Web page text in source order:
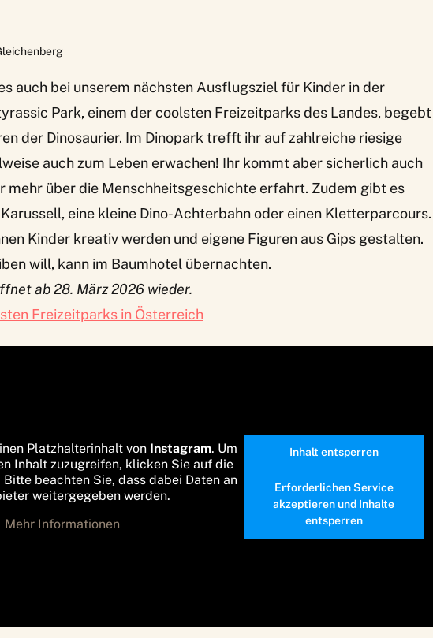
auch bei unserem nächsten Ausflugsziel für Kinder in der
Park, einem der coolsten Freizeitparks des Landes, begebt
der Dinosaurier. Im Dinopark trefft ihr auf zahlreiche riesige
auch zum Leben erwachen! Ihr kommt aber sicherlich auch
mehr über die Menschheitsgeschichte erfahrt. Zudem gibt es
eine kleine Dino-Achterbahn oder einen Kletterparcours.
Kinder kreativ werden und eigene Figuren aus Gips gestalten.
will, kann im Baumhotel übernachten.
ab 28. März 2026 wieder.
Freizeitparks in Österreich
Platzhalterinhalt von Instagram. Um
Inhalt zuzugreifen, klicken Sie auf die
beachten Sie, dass dabei Daten an
weitergegeben werden.
Mehr Informationen
Inhalt entsperren
Erforderlichen Service
akzeptieren und Inhalte
entsperren